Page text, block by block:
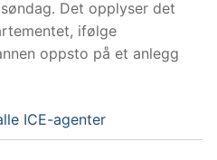
Det opplyser det
ifølge
oppsto på et anlegg
ICE-agenter